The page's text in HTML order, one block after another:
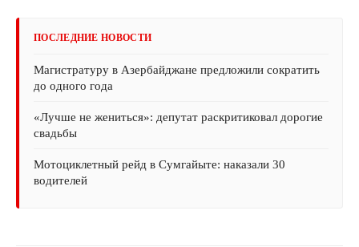
ПОСЛЕДНИЕ НОВОСТИ
Магистратуру в Азербайджане предложили сократить
до одного года
«Лучше не жениться»: депутат раскритиковал дорогие
свадьбы
Мотоциклетный рейд в Сумгайыте: наказали 30
водителей